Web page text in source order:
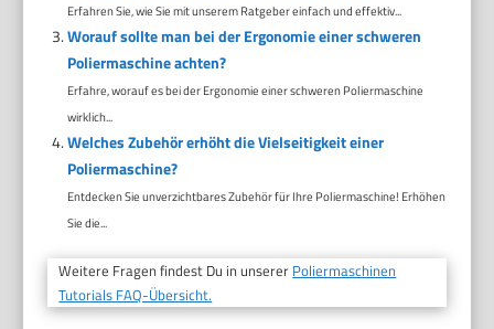
Erfahren Sie, wie Sie mit unserem Ratgeber einfach und effektiv...
Worauf sollte man bei der Ergonomie einer schweren
Poliermaschine achten?
Erfahre, worauf es bei der Ergonomie einer schweren Poliermaschine
wirklich...
Welches Zubehör erhöht die Vielseitigkeit einer
Poliermaschine?
Entdecken Sie unverzichtbares Zubehör für Ihre Poliermaschine! Erhöhen
Sie die...
Weitere Fragen findest Du in unserer Poliermaschinen
Tutorials FAQ-Übersicht.